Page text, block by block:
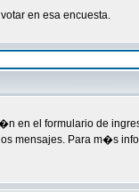
en esa encuesta.
en el formulario de
mensajes. Para m�s